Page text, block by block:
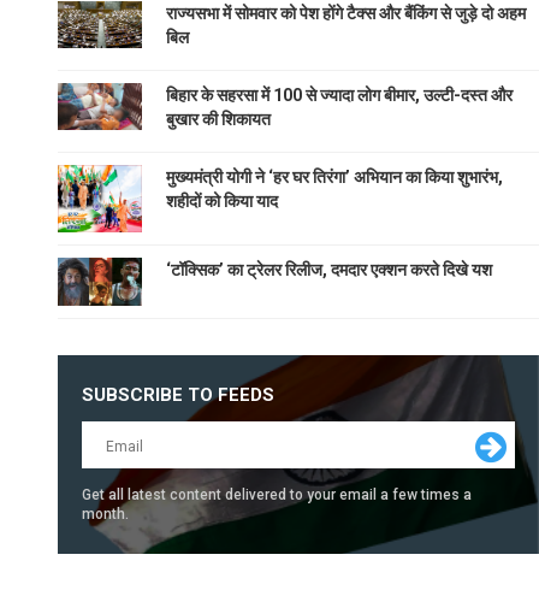
राज्यसभा में सोमवार को पेश होंगे टैक्स और बैंकिंग से जुड़े दो अहम
बिल
बिहार के सहरसा में 100 से ज्यादा लोग बीमार, उल्टी-दस्त और
बुखार की शिकायत
मुख्यमंत्री योगी ने ‘हर घर तिरंगा’ अभियान का किया शुभारंभ,
शहीदों को किया याद
‘टॉक्सिक’ का ट्रेलर रिलीज, दमदार एक्शन करते दिखे यश
SUBSCRIBE TO FEEDS
Get all latest content delivered to your email a few times a
month.